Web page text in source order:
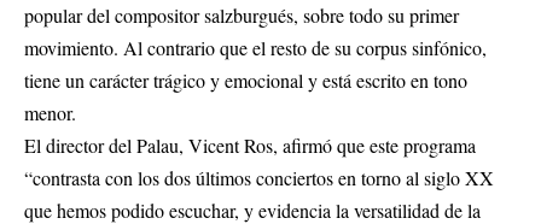
popular del compositor salzburgués, sobre todo su primer
movimiento. Al contrario que el resto de su corpus sinfónico,
tiene un carácter trágico y emocional y está escrito en tono
menor.
El director del Palau, Vicent Ros, afirmó que este programa
“contrasta con los dos últimos conciertos en torno al siglo XX
que hemos podido escuchar, y evidencia la versatilidad de la